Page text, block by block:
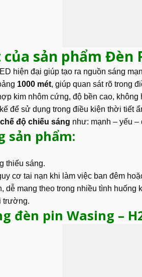
sản phẩm Đèn
hiện đại giúp tạo ra nguồn sáng
1000 mét, giúp quan sát rõ trong
kim nhôm cứng, độ bền cao, không
để sử dụng trong điều kiện thời tiết
độ chiếu sáng như: mạnh – yếu –
sản phẩm:
thiếu sáng.
cơ tai nạn khi làm việc ban đêm
mang theo trong nhiều tình huống
trường.
đèn pin Wasing –